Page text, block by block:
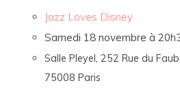
Jazz Loves Disney
Samedi 18 novembre à
Salle Pleyel, 252 Rue du
75008 Paris